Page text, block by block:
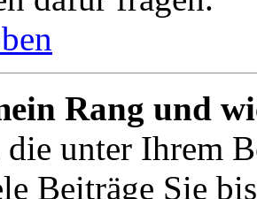
Rang und
die unter Ihrem
Beiträge Sie